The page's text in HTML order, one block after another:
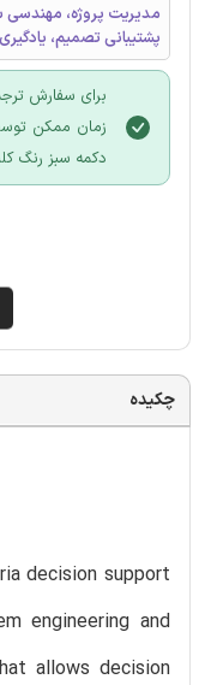
مدیریت پروژه،
پشتیبانی تصمیم، یادگیری
برای سفارش
زمان ممکن
دکمه سبز رنگ
چکیده
decision support
engineering and
allows decision